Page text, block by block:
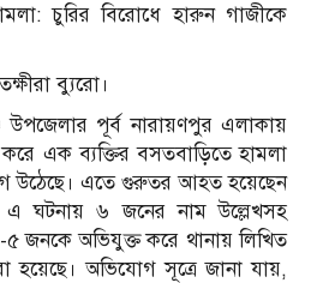
চুরির বিরোধে হারুন গাজীকে
ব্যুরো।
উপজেলার পূর্ব নারায়ণপুর এলাকায়
করে এক ব্যক্তির বসতবাড়িতে হামলা
উঠেছে। এতে গুরুতর আহত হয়েছেন
ঘটনায় ৬ জনের নাম উল্লেখসহ
জনকে অভিযুক্ত করে থানায় লিখিত
হয়েছে। অভিযোগ সূত্রে জানা যায়,